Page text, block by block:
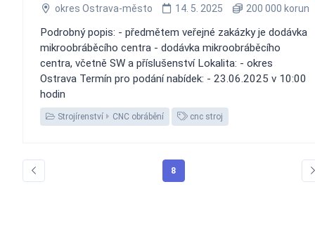
okres Ostrava-město 14. 5. 2025 200 000 korun
Podrobný popis: - předmětem veřejné zakázky je dodávka
mikroobráběcího centra - dodávka mikroobráběcího
centra, včetně SW a příslušenství Lokalita: - okres
Ostrava Termín pro podání nabídek: - 23.06.2025 v 10:00
hodin
Strojírenství CNC obrábění cnc stroj
8